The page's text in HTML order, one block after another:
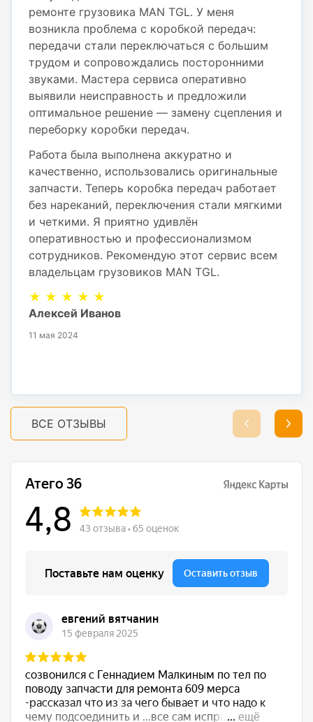
ремонте грузовика MAN TGL. У меня
возникла проблема с коробкой передач:
передачи стали переключаться с большим
трудом и сопровождались посторонними
звуками. Мастера сервиса оперативно
выявили неисправность и предложили
оптимальное решение — замену сцепления и
переборку коробки передач.
Работа была выполнена аккуратно и
качественно, использовались оригинальные
запчасти. Теперь коробка передач работает
без нареканий, переключения стали мягкими
и четкими. Я приятно удивлён
оперативностью и профессионализмом
сотрудников. Рекомендую этот сервис всем
владельцам грузовиков MAN TGL.
★ ★ ★ ★ ★
Алексей Иванов
11 мая 2024
ВСЕ ОТЗЫВЫ